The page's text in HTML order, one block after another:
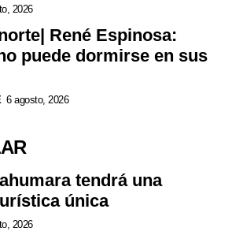
2026
René Espinosa:
puede dormirse en sus
6 agosto, 2026
tendrá una
única
2026